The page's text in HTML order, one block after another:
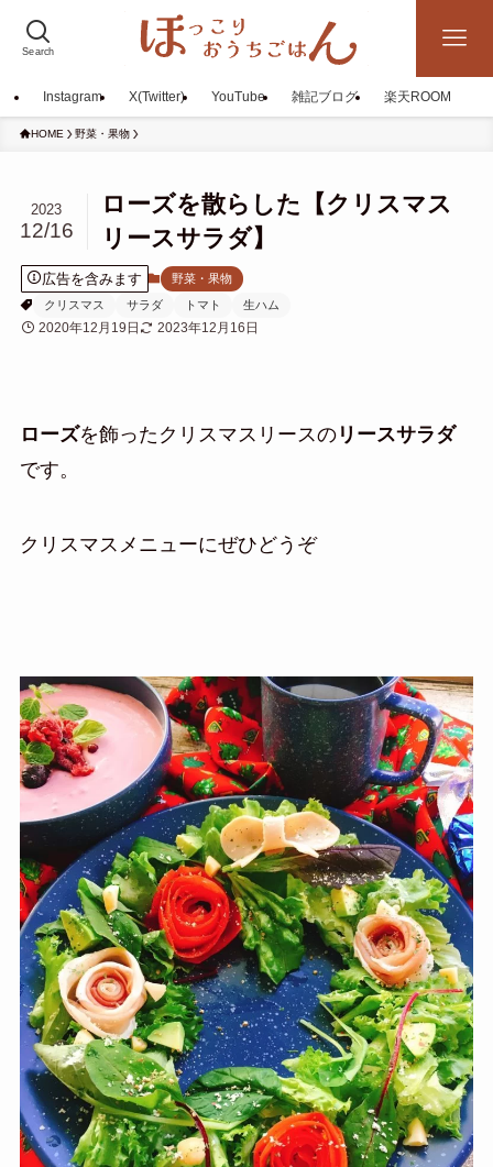
Search
Instagram X(Twitter) YouTube 雑記ブログ 楽天ROOM
HOME 野菜・果物
ローズを散らした【クリスマス
リースサラダ】
2023
12/16
広告を含みます
野菜・果物
クリスマス
サラダ トマト 生ハム
2020年12月19日 2023年12月16日
ローズを飾ったクリスマスリースのリースサラダ
です。
クリスマスメニューにぜひどうぞ